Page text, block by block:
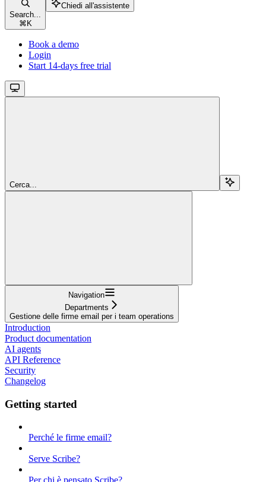
Search...
⌘ K
Chiedi all'assistente
Book a demo
Login
Start 14-days free trial
Cerca...
Navigation
Departments
Gestione delle firme email per i team operations
Introduction
Product documentation
AI agents
API Reference
Security
Changelog
Getting started
Perché le firme email?
Serve Scribe?